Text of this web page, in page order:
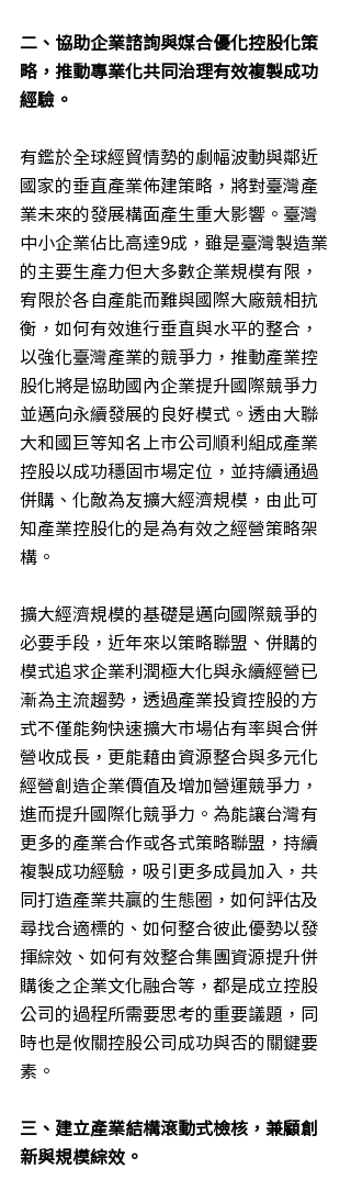
二、協助企業諮詢與媒合優化控股化策
略，推動專業化共同治理有效複製成功
經驗。
有鑑於全球經貿情勢的劇幅波動與鄰近
國家的垂直產業佈建策略，將對臺灣產
業未來的發展構面產生重大影響。臺灣
中小企業佔比高達9成，雖是臺灣製造業
的主要生產力但大多數企業規模有限，
宥限於各自產能而難與國際大廠競相抗
衡，如何有效進行垂直與水平的整合，
以強化臺灣產業的競爭力，推動產業控
股化將是協助國內企業提升國際競爭力
並邁向永續發展的良好模式。透由大聯
大和國巨等知名上市公司順利組成產業
控股以成功穩固市場定位，並持續通過
併購、化敵為友擴大經濟規模，由此可
知產業控股化的是為有效之經營策略架
構。
擴大經濟規模的基礎是邁向國際競爭的
必要手段，近年來以策略聯盟、併購的
模式追求企業利潤極大化與永續經營已
漸為主流趨勢，透過產業投資控股的方
式不僅能夠快速擴大市場佔有率與合併
營收成長，更能藉由資源整合與多元化
經營創造企業價值及增加營運競爭力，
進而提升國際化競爭力。為能讓台灣有
更多的產業合作或各式策略聯盟，持續
複製成功經驗，吸引更多成員加入，共
同打造產業共贏的生態圈，如何評估及
尋找合適標的、如何整合彼此優勢以發
揮綜效、如何有效整合集團資源提升併
購後之企業文化融合等，都是成立控股
公司的過程所需要思考的重要議題，同
時也是攸關控股公司成功與否的關鍵要
素。
三、建立產業結構滾動式檢核，兼顧創
新與規模綜效。